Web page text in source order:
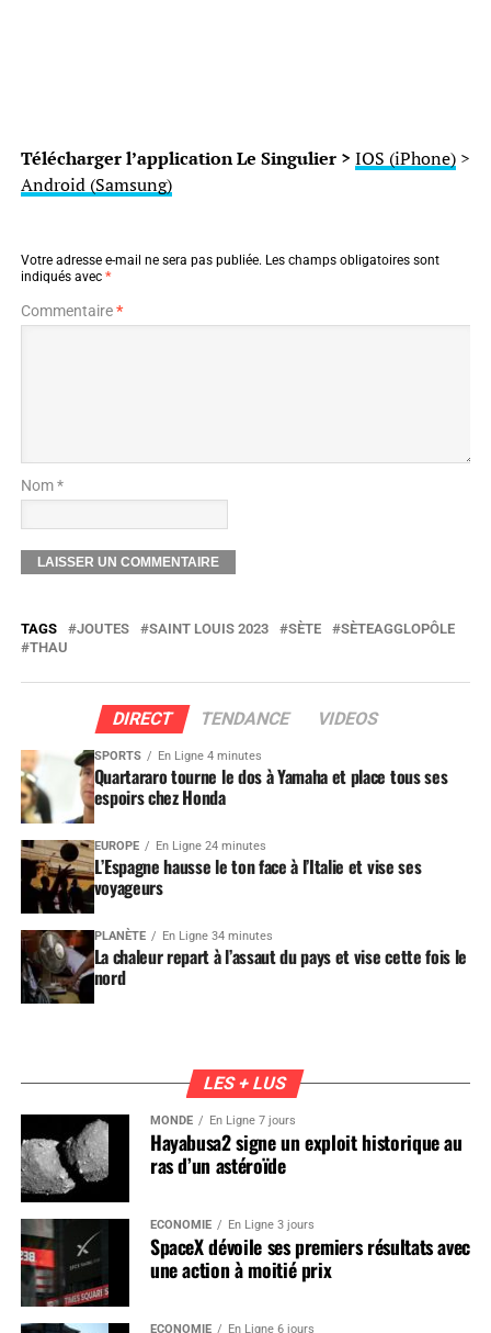
Télécharger l’application Le Singulier > IOS (iPhone)>
Android (Samsung)
Votre adresse e-mail ne sera pas publiée. Les champs obligatoires sont
indiqués avec *
Commentaire*
Nom *
TAGS JOUTES SAINT LOUIS 2023 SÈTE
SÈTEAGGLOPÔLE
THAU
DIRECT TENDANCE VIDEOS
SPORTS En Ligne 4 minutes
Quartararo tourne le dos à Yamaha et place tous ses
espoirs chez Honda
EUROPE En Ligne 24 minutes
L’Espagne hausse le ton face à l’Italie et vise ses
voyageurs
PLANÈTE En Ligne 34 minutes
La chaleur repart à l’assaut du pays et vise cette fois le
nord
LES + LUS
MONDE En Ligne 7 jours
Hayabusa2 signe un exploit historique au
ras d’un astéroïde
ÉCONOMIE En Ligne 3 jours
SpaceX dévoile ses premiers résultats avec
une action à moitié prix
ÉCONOMIE En Ligne 6 jours